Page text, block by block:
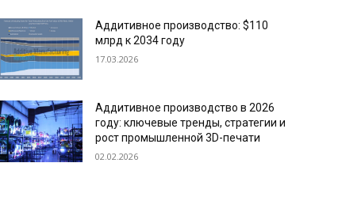
Аддитивное производство: $110
млрд к 2034 году
17.03.2026
Аддитивное производство в 2026
году: ключевые тренды, стратегии и
рост промышленной 3D-печати
02.02.2026